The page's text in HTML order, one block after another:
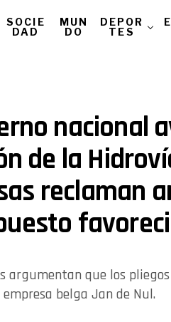
SOCIE
DAD
MUN
DO
DEPOR
TES
nacional
de la
reclaman
argumentan que los
belga Jan de Nul.